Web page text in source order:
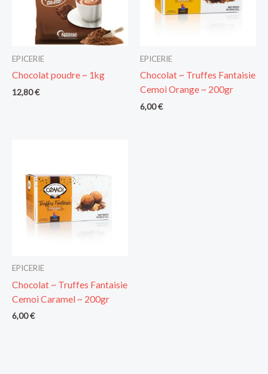
EPICERIE
Chocolat poudre ~ 1kg
12,80€
EPICERIE
Chocolat ~ Truffes Fantaisie
Cemoi Orange ~ 200gr
6,00€
EPICERIE
Chocolat ~ Truffes Fantaisie
Cemoi Caramel ~ 200gr
6,00€